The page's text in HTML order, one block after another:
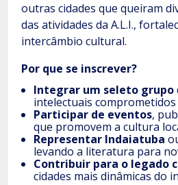
outras cidades que queiram
das atividades da A.L.I.,
intercâmbio cultural.
Por que se inscrever?
Integrar um seleto grupo
intelectuais
Participar de eventos,
que promovem a cultura
Representar Indaiatuba
levando a literatura para
Contribuir para o legado
cidades mais dinâmicas do